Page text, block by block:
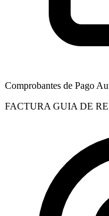
Comprobantes de Pago
FACTURA GUIA DE